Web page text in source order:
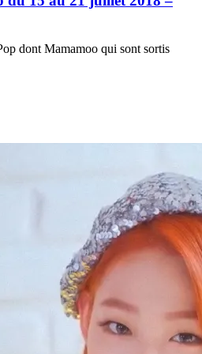
dont Mamamoo qui sont sortis